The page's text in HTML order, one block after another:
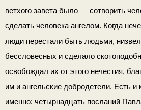
ветхого завета было — сотворить
сделать человека ангелом. Когда
люди перестали быть людьми,
бессловесных и сделало
освобождал их от этого нечестия,
им и ангельские добродетели. Есть и
именно: четырнадцать посланий